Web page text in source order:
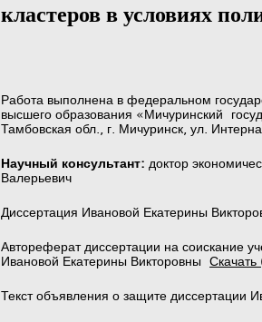
кластеров в условиях
Работа выполнена в федеральном
высшего образования «Мичуринский
Тамбовская обл., г. Мичуринск, ул.
Научный консультант: доктор
Валерьевич
Диссертация Ивановой Екатерины
Автореферат диссертации на соискание
Ивановой Екатерины Викторовны
Текст объявления о защите диссертации